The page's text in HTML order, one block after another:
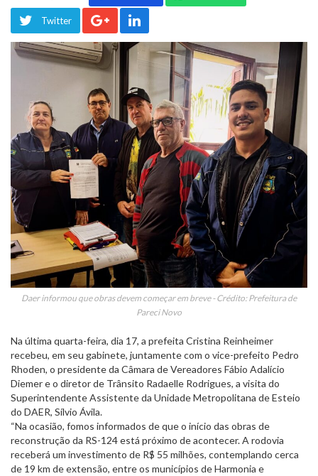
Twitter
Daer informou que obras devem começar em breve - Crédito: Prefeitura de
Pareci Novo
Na última quarta-feira, dia 17, a prefeita Cristina Reinheimer
recebeu, em seu gabinete, juntamente com o vice-prefeito Pedro
Rhoden, o presidente da Câmara de Vereadores Fábio Adalício
Diemer e o diretor de Trânsito Radaelle Rodrigues, a visita do
Superintendente Assistente da Unidade Metropolitana de Esteio
do DAER, Sílvio Ávila.
“Na ocasião, fomos informados de que o início das obras de
reconstrução da RS-124 está próximo de acontecer. A rodovia
receberá um investimento de R$ 55 milhões, contemplando cerca
de 19 km de extensão, entre os municípios de Harmonia e